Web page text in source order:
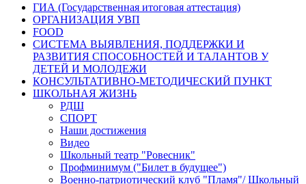
ГИА (Государственная итоговая аттестация)
ОРГАНИЗАЦИЯ УВП
FOOD
СИСТЕМА ВЫЯВЛЕНИЯ, ПОДДЕРЖКИ И
РАЗВИТИЯ СПОСОБНОСТЕЙ И ТАЛАНТОВ У
ДЕТЕЙ И МОЛОДЕЖИ
КОНСУЛЬТАТИВНО-МЕТОДИЧЕСКИЙ ПУНКТ
ШКОЛЬНАЯ ЖИЗНЬ
РДШ
СПОРТ
Наши достижения
Видео
Школьный театр "Ровесник"
Профминимум ("Билет в будущее")
Военно-патриотический клуб "Пламя"/ Школьный